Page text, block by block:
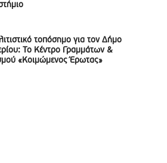
τοπόσημο για τον Δήμο
Το Κέντρο Γραμμάτων &
«Κοιμώμενος Έρωτας»